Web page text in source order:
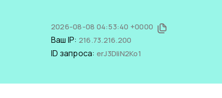
2026-08-08 04:53:40 +0000
Ваш IP: 216.73.216.200
ID запроса: erJ3DIiN2Ko1